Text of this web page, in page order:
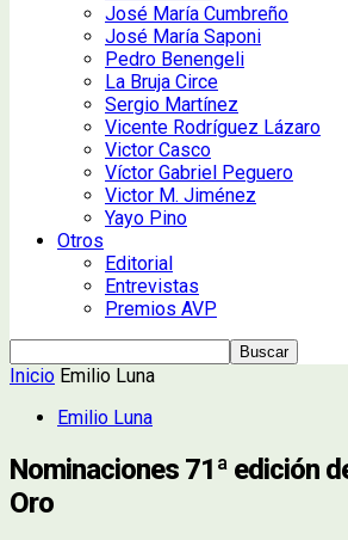
José María Cumbreño
José María Saponi
Pedro Benengeli
La Bruja Circe
Sergio Martínez
Vicente Rodríguez Lázaro
Victor Casco
Víctor Gabriel Peguero
Victor M. Jiménez
Yayo Pino
Otros
Editorial
Entrevistas
Premios AVP
Inicio Emilio Luna
Emilio Luna
Nominaciones 71ª edición
Oro